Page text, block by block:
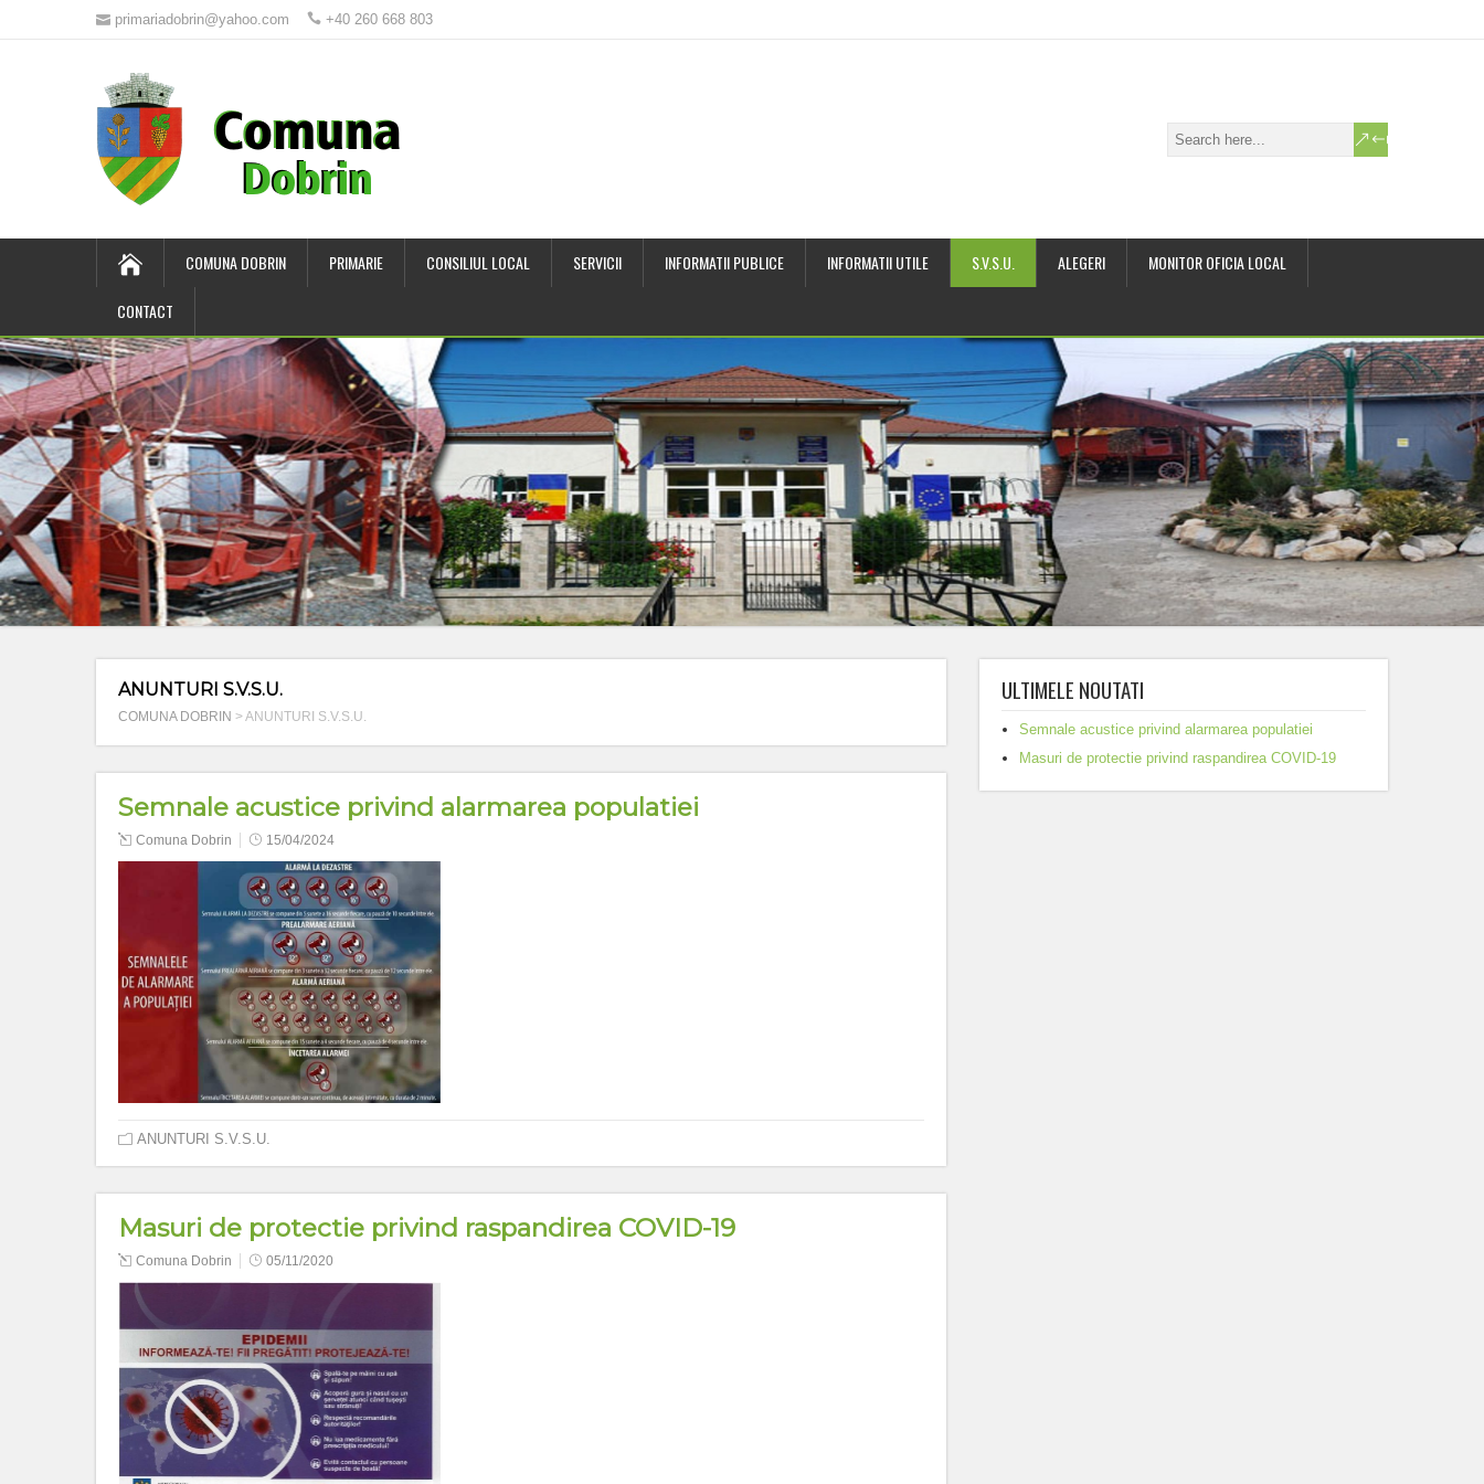
primariadobrin@yahoo.com +40 260 668 803
COMUNA DOBRIN PRIMARIE CONSILIUL LOCAL SERVICII INFORMATII PUBLICE INFORMATII UTILE S.V.S.U. ALEGERI MONITOR OFICIA LOCAL
CONTACT
ANUNTURI S.V.S.U.
COMUNA DOBRIN >ANUNTURI S.V.S.U.
Semnale acustice privind alarmarea populatiei
Comuna Dobrin 15/04/2024
ANUNTURI S.V.S.U.
Masuri de protectie privind raspandirea COVID-19
Comuna Dobrin 05/11/2020
ULTIMELE NOUTATI
Semnale acustice privind alarmarea populatiei
Masuri de protectie privind raspandirea COVID-19